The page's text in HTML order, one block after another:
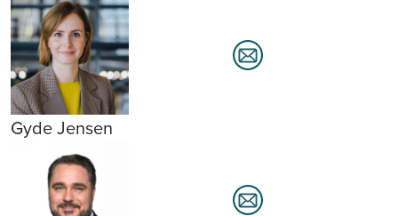
Gyde Jensen